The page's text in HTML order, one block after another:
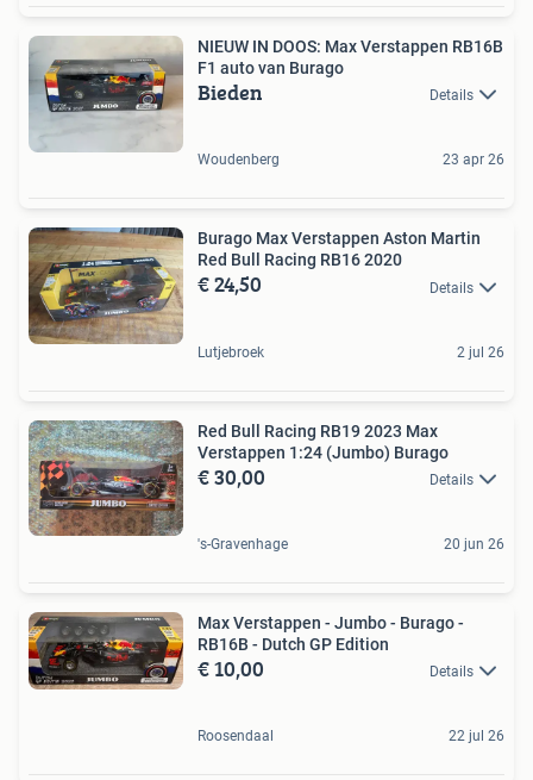
NIEUW IN DOOS: Max Verstappen RB16B
F1 auto van Burago
Bieden Details
Woudenberg 23 apr 26
Burago Max Verstappen Aston Martin
Red Bull Racing RB16 2020
€ 24,50 Details
Lutjebroek 2 jul 26
Red Bull Racing RB19 2023 Max
Verstappen 1:24 (Jumbo) Burago
€ 30,00 Details
's-Gravenhage 20 jun 26
Max Verstappen - Jumbo - Burago -
RB16B - Dutch GP Edition
€ 10,00 Details
Roosendaal 22 jul 26